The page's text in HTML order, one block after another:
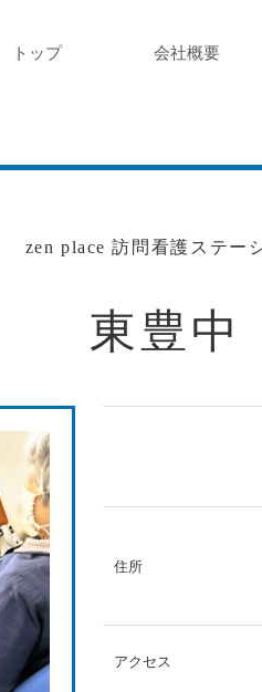
トップ 会社概要
zen place 訪問看護ステー
東豊中
住所
アクセス